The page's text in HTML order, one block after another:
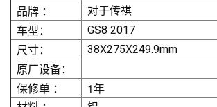
品牌 ：
对于传祺
车型： GS8 2017
尺寸： 38X275X249.9mm
原厂设备：
保修单 ：
1年